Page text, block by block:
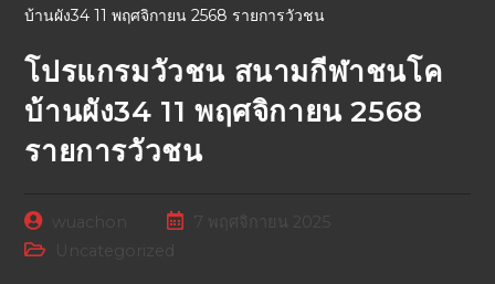
โปรแกรมวัวชน สนามกีฬาชนโค
บ้านผัง34 11 พฤศจิกายน 2568
รายการวัวชน
7 พฤศจิกายน 2025
Uncategorized